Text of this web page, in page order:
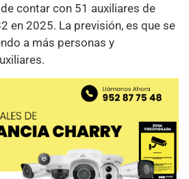
contar con 51 auxiliares de
en 2025. La previsión, es que se
a más personas y